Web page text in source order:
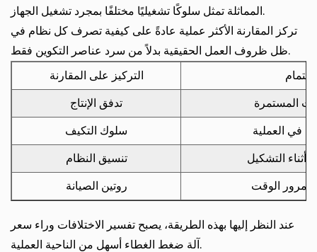
المماثلة تمثل سلوكًا تشغيليًا مختلفًا بمجرد تشغيل الجهاز.
تركز المقارنة الأكثر عملية عادةً على كيفية تصرف كل نظام في
ظل ظروف العمل الحقيقية بدلاً من سرد عناصر التكوين فقط.
التركيز على المقارنة
تدفق الإنتاج المستمرة
سلوك التكيف في العملية
تنسيق النظام التشكيل
روتين الصيانة مرور الوقت
عند النظر إليها بهذه الطريقة، يصبح تفسير الاختلافات وراء سعر
آلة ضغط الغطاء أسهل من الناحية العملية.